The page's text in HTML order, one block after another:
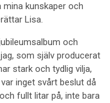
kunskaper och
Lisa.
och
som själv producerat
stark och tydlig vilja,
inget svårt beslut då
fullt litar på, inte bara